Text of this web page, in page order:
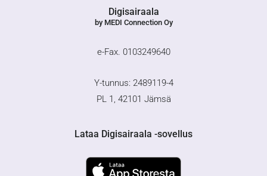
Digisairaala
by MEDI Connection Oy
e-Fax. 0103249640
Y-tunnus: 2489119-4
PL 1, 42101 Jämsä
Lataa Digisairaala -sovellus